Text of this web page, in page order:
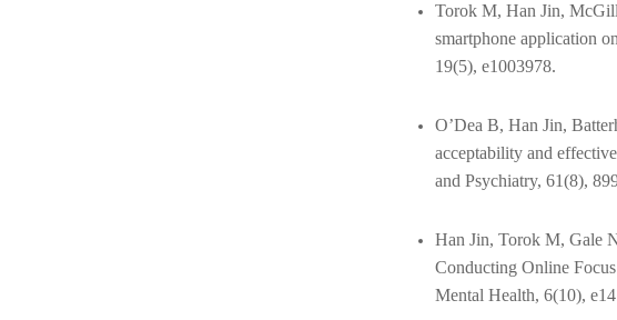
Torok M, Han Jin,
smartphone application
19(5), e1003978.
O’Dea B, Han Jin,
acceptability and
and Psychiatry, 61(8),
Han Jin, Torok M, Gale
Conducting Online
Mental Health, 6(10),